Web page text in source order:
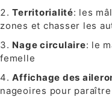
Territorialité: les
zones et chasser les
Nage circulaire: le
femelle
Affichage des
nageoires pour